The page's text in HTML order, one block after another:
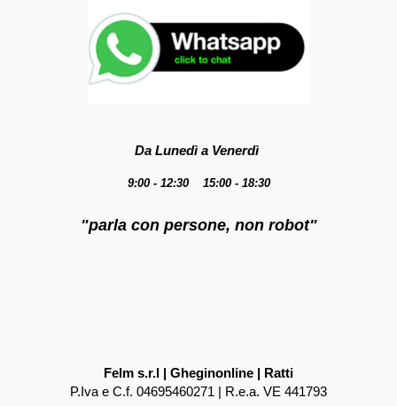
Da Lunedì a Venerdì
9:00 - 12:30 15:00 - 18:30
"parla con persone, non robot"
Felm s.r.l | Gheginonline | Ratti
P.Iva e C.f. 04695460271 | R.e.a. VE 441793